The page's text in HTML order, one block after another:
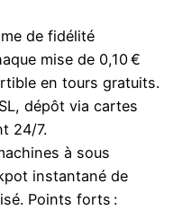
de fidélité
mise de 0,10 €
en tours gratuits.
dépôt via cartes
24/7.
à sous
instantané de
Points forts :